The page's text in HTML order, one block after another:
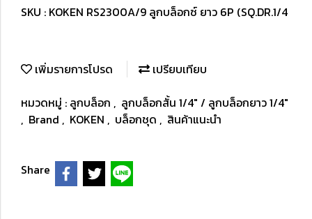
SKU : KOKEN RS2300A/9 ลูกบล็อกซ์ ยาว 6P (SQ.DR.1/4
เพิ่มรายการโปรด
เปรียบเทียบ
หมวดหมู่ : ลูกบล็อก , ลูกบล็อกสั้น 1/4" / ลูกบล็อกยาว 1/4"
, Brand , KOKEN , บล็อกชุด , สินค้าแนะนำ
Share